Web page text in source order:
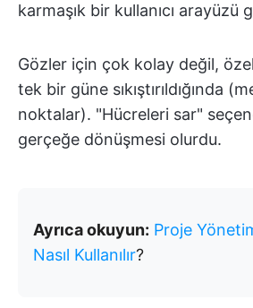
karmaşık bir kullanıcı arayüzü
Gözler için çok kolay değil,
tek bir güne sıkıştırıldığında
noktalar). "Hücreleri sar"
gerçeğe dönüşmesi olurdu.
Ayrıca okuyun: Proje
Nasıl Kullanılır?